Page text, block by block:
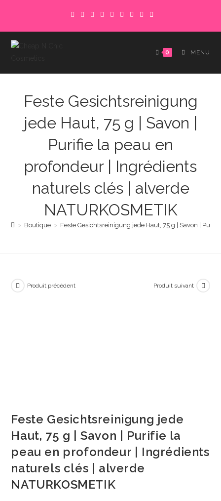
content
0 MENU
Feste Gesichtsreinigung
jede Haut, 75 g | Savon |
Purifie la peau en
profondeur | Ingrédients
naturels clés | alverde
NATURKOSMETIK
> Boutique > Feste Gesichtsreinigung jede Haut, 75 g | Savon |
Produit précédent Produit suivant
Feste Gesichtsreinigung jede
Haut, 75 g | Savon | Purifie la
peau en profondeur | Ingrédients
naturels clés | alverde
NATURKOSMETIK